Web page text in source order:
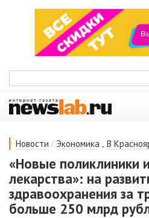
Новости / Экономика , В
«Новые поликлиники
лекарства»: на
здравоохранения за
больше 250 млрд